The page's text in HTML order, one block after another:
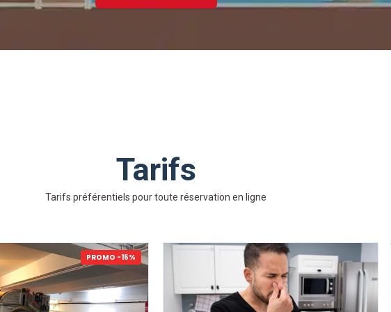
Tarifs
Tarifs préférentiels pour toute réservation en ligne
PROMO -15%